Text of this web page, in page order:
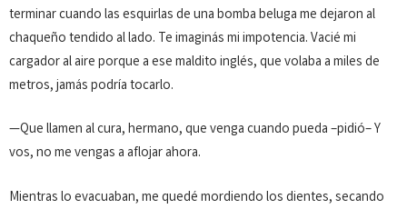
terminar cuando las esquirlas de una bomba beluga me dejaron al
chaqueño tendido al lado. Te imaginás mi impotencia. Vacié mi
cargador al aire porque a ese maldito inglés, que vo­la­ba a miles de
metros, jamás podría tocarlo.
—Que llamen al cura, hermano, que venga cuando pueda –pidió– Y
vos, no me vengas a aflojar ahora.
Mientras lo evacuaban, me quedé mordiendo los dientes, secando